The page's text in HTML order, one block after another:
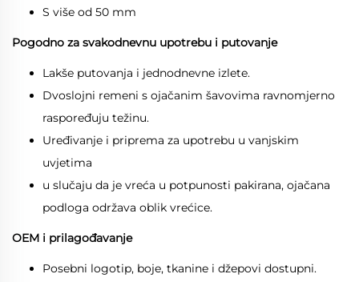
S više od 50 mm
Pogodno za svakodnevnu upotrebu i putovanje
Lakše putovanja i jednodnevne izlete.
Dvoslojni remeni s ojačanim šavovima ravnomjerno
raspoređuju težinu.
Uređivanje i priprema za upotrebu u vanjskim
uvjetima
u slučaju da je vreća u potpunosti pakirana, ojačana
podloga održava oblik vrećice.
OEM i prilagođavanje
Posebni logotip, boje, tkanine i džepovi dostupni.